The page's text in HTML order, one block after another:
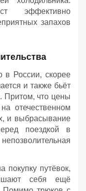
эффективно
запахов
в России, скорее
и также бьёт
Притом, что цены
отечественном
и выбрасывание
поездкой в
покупку путёвок,
себя ещё